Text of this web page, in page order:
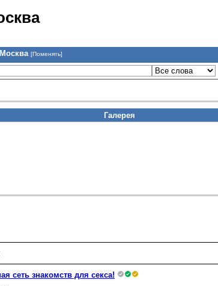
[Поменять]
Галерея
сеть знакомств для секса!